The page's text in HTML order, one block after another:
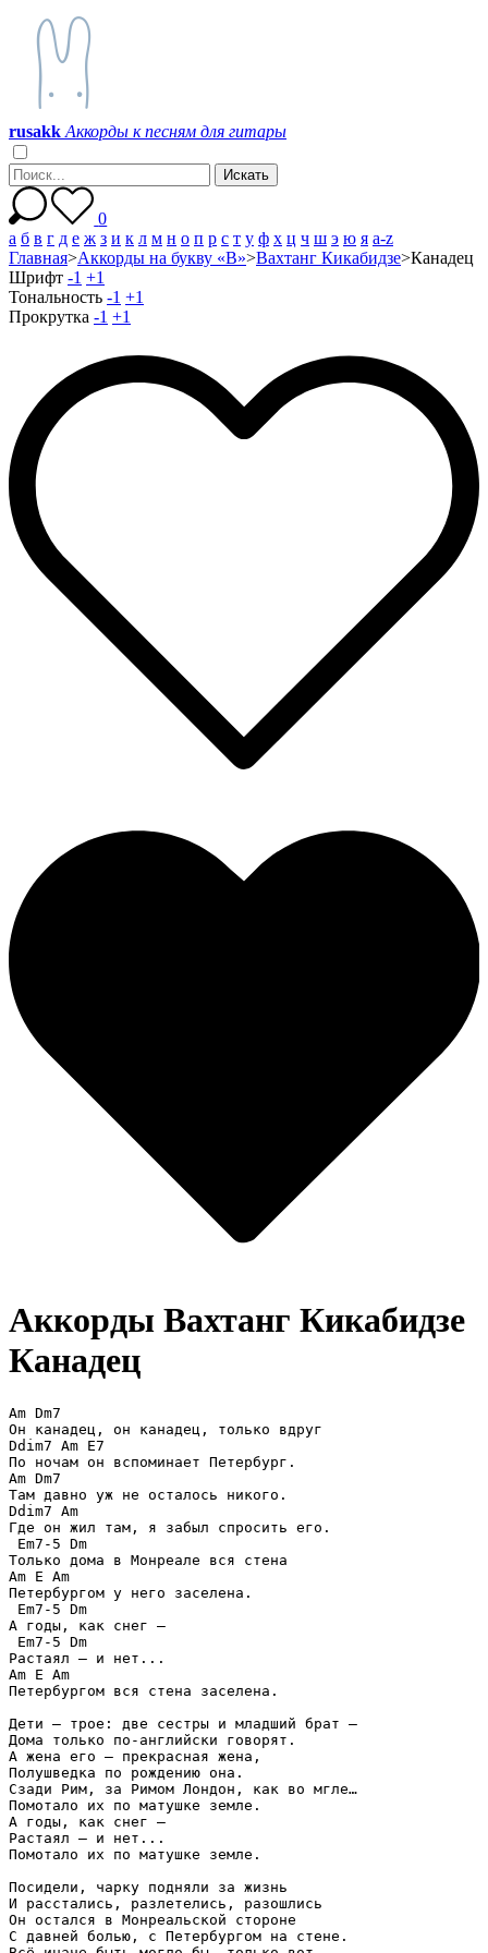
rusakk Аккорды к песням для гитары
0
а б в г д е ж з и к л м н о п р с т у ф х ц ч ш э ю я a-z
Главная>Аккорды на букву «В»>Вахтанг Кикабидзе>Канадец
Шрифт -1 +1
Тональность -1 +1
Прокрутка -1 +1
Аккорды Вахтанг Кикабидзе
Канадец
Am Dm7
Он канадец, он канадец, только вдруг
Ddim7 Am E7
По ночам он вспоминает Петербург.
Am Dm7
Там давно уж не осталось никого.
Ddim7 Am
Где он жил там, я забыл спросить его.
Em7-5 Dm
Только дома в Монреале вся стена
Am E Am
Петербургом у него заселена.
Em7-5 Dm
А годы, как снег —
Em7-5 Dm
Растаял — и нет...
Am E Am
Петербургом вся стена заселена.
Дети — трое: две сестры и младший брат —
Дома только по-английски говорят.
А жена его — прекрасная жена,
Полушведка по рождению она.
Сзади Рим, за Римом Лондон, как во мгле…
Помотало их по матушке земле.
А годы, как снег —
Растаял — и нет...
Помотало их по матушке земле.
Посидели, чарку подняли за жизнь
И расстались, разлетелись, разошлись
Он остался в Монреальской стороне
С давней болью, с Петербургом на стене.